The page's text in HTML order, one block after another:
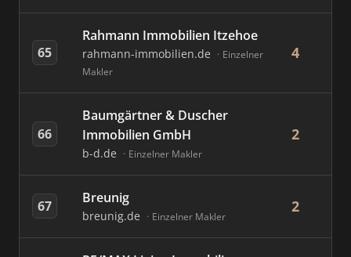
65
Rahmann Immobilien Itzehoe
rahmann-immobilien.de
Einzelner
Makler
4
66
Baumgärtner & Duscher
Immobilien GmbH
b-d.de Einzelner Makler
2
67 Breunig
breunig.de Einzelner Makler
2